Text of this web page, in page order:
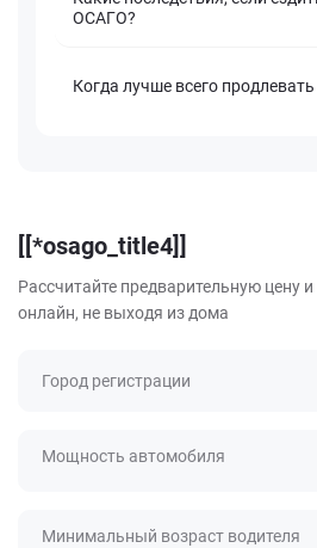
ОСАГО?
Когда лучше всего
[[*osago_title4]]
Рассчитайте предварительную цену
онлайн, не выходя из дома
Город регистрации
Мощность автомобиля
Минимальный возраст водителя